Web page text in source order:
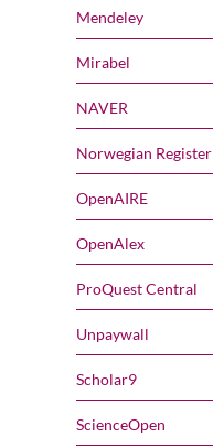
Mendeley
Mirabel
NAVER
Norwegian Register
OpenAIRE
OpenAlex
ProQuest Central
Unpaywall
Scholar9
ScienceOpen